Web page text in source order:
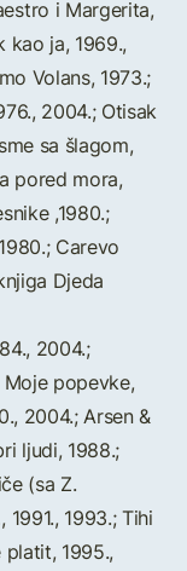
i Margerita,
ja, 1969.,
Volans, 1973.;
2004.; Otisak
sa šlagom,
pored mora,
,1980.;
Carevo
Djeda
2004.;
Moje popevke,
2004.; Arsen &
ljudi, 1988.;
(sa Z.
1993.; Tihi
1995.,